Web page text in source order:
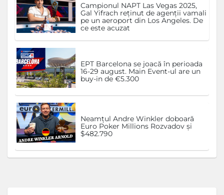
Campionul NAPT Las Vegas 2025,
Gal Yifrach reținut de agenții vamali
pe un aeroport din Los Angeles. De
ce este acuzat
EPT Barcelona se joacă în perioada
16-29 august. Main Event-ul are un
buy-in de €5.300
Neamțul Andre Winkler doboară
Euro Poker Millions Rozvadov și
$482.790